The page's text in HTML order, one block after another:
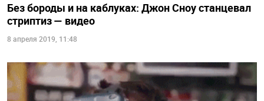
Без бороды и на каблуках: Джон Сноу станцевал
стриптиз — видео
8 апреля 2019, 11:48